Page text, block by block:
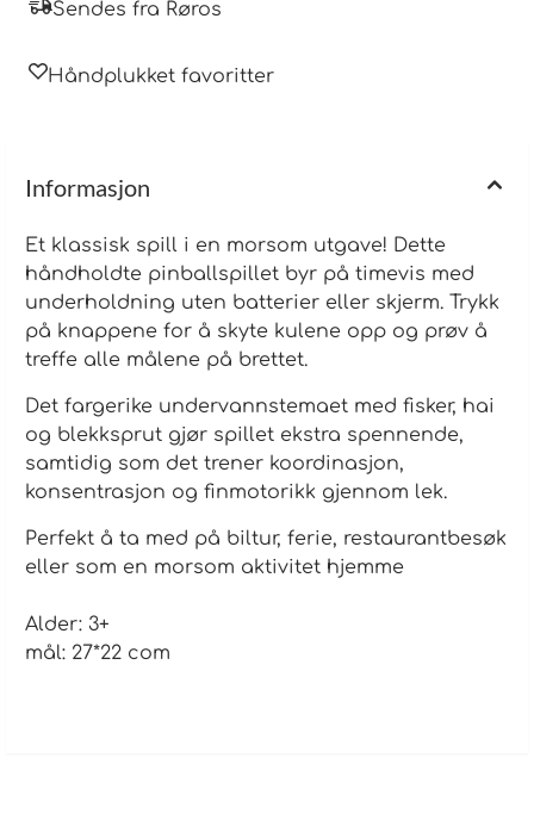
Sendes fra Røros
Håndplukket favoritter
Informasjon
Et klassisk spill i en morsom utgave! Dette
håndholdte pinballspillet byr på timevis med
underholdning uten batterier eller skjerm. Trykk
på knappene for å skyte kulene opp og prøv å
treffe alle målene på brettet.
Det fargerike undervannstemaet med fisker, hai
og blekksprut gjør spillet ekstra spennende,
samtidig som det trener koordinasjon,
konsentrasjon og finmotorikk gjennom lek.
Perfekt å ta med på biltur, ferie, restaurantbesøk
eller som en morsom aktivitet hjemme
Alder: 3+
mål: 27*22 com